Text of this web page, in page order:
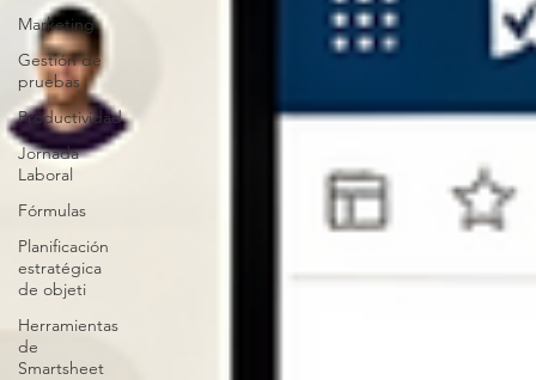
Marketing
Gestión de
pruebas
Productividad
Jornada
Laboral
Fórmulas
Planificación
estratégica
de objeti
Herramientas
de
Smartsheet